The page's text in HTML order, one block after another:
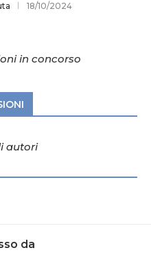
18/10/2024
in concorso
autori
da